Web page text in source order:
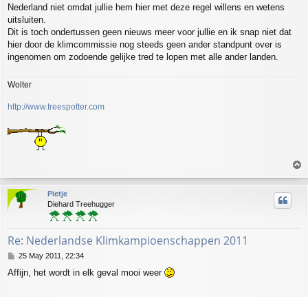
Nederland niet omdat jullie hem hier met deze regel willens en wetens
uitsluiten.
Dit is toch ondertussen geen nieuws meer voor jullie en ik snap niet dat
hier door de klimcommissie nog steeds geen ander standpunt over is
ingenomen om zodoende gelijke tred te lopen met alle ander landen.
Wolter
http://www.treespotter.com
o
p
Pietje
Diehard Treehugger
Re: Nederlandse Klimkampioenschappen 2011
P
s
25 May 2011, 22:34
Affijn, het wordt in elk geval mooi weer